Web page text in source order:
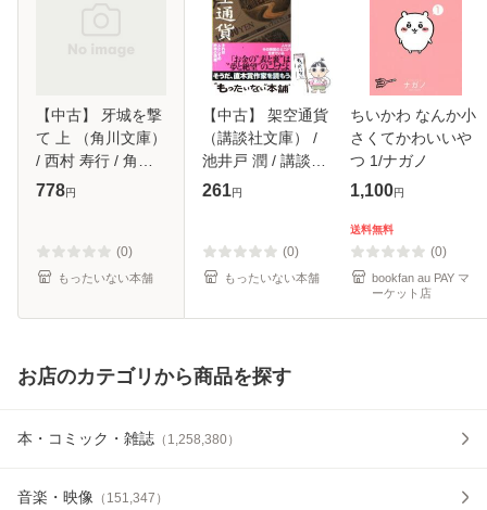
【中古】 牙城を撃
て 上 （角川文庫）
/ 西村 寿行 / 角川
書店 [文庫]【メー
778円
(0)
もったいない本舗
【中古】 架空通貨
（講談社文庫） /
池井戸 潤 / 講談社
[文庫]【メール便送
261円
(0)
もったいない本舗
ちいかわ なんか小
さくてかわいいや
つ 1/ナガノ
1,100円
送料無料
(0)
bookfan au PAY マ
ーケット店
お店のカテゴリから商品を探す
本・コミック・雑誌 （ 1,258,380）
音楽・映像 （ 151,347 ）